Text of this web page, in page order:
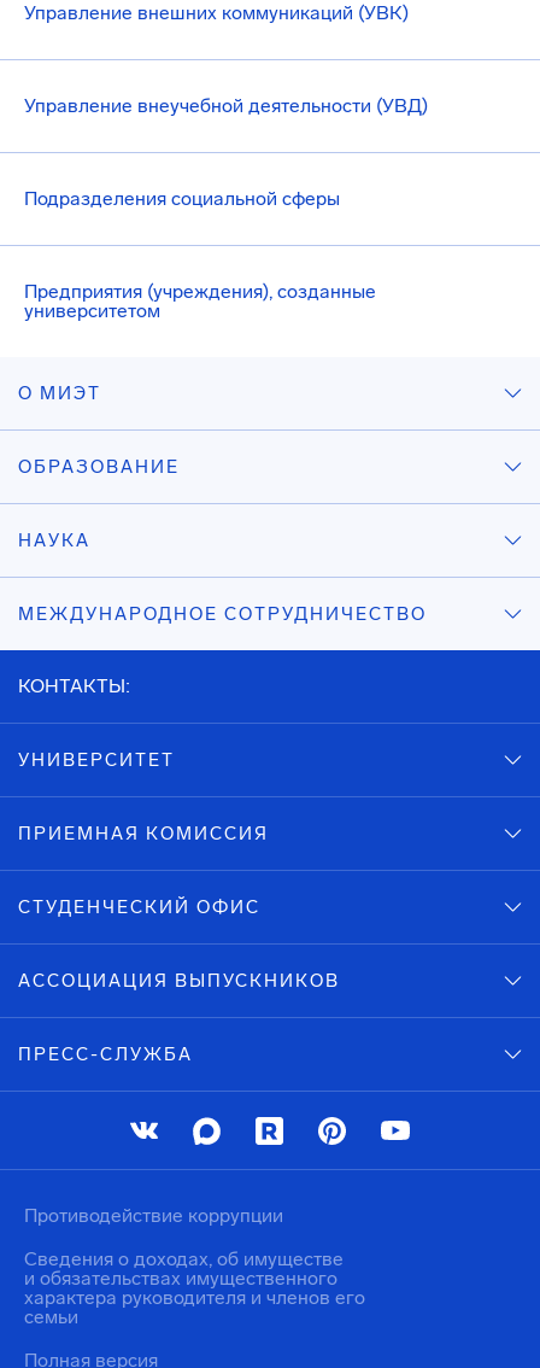
Управление внешних коммуникаций (УВК)
Управление внеучебной деятельности (УВД)
Подразделения социальной сферы
Предприятия (учреждения), созданные
университетом
О МИЭТ
ОБРАЗОВАНИЕ
НАУКА
МЕЖДУНАРОДНОЕ СОТРУДНИЧЕСТВО
КОНТАКТЫ:
УНИВЕРСИТЕТ
ПРИЕМНАЯ КОМИССИЯ
СТУДЕНЧЕСКИЙ ОФИС
АССОЦИАЦИЯ ВЫПУСКНИКОВ
ПРЕСС-СЛУЖБА
Противодействие коррупции
Сведения о доходах, об имуществе
и обязательствах имущественного
характера руководителя и членов его
семьи
Полная версия